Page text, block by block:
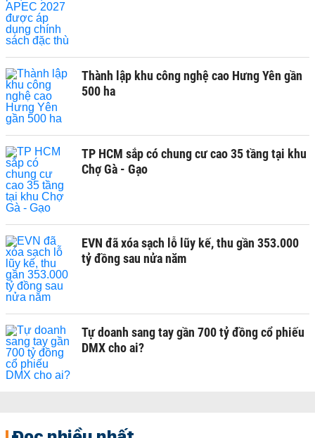
Thành lập khu công nghệ cao Hưng Yên gần
500 ha
TP HCM sắp có chung cư cao 35 tầng tại khu
Chợ Gà - Gạo
EVN đã xóa sạch lỗ lũy kế, thu gần 353.000
tỷ đồng sau nửa năm
Tự doanh sang tay gần 700 tỷ đồng cổ phiếu
DMX cho ai?